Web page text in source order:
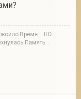
Время… НО
Память...